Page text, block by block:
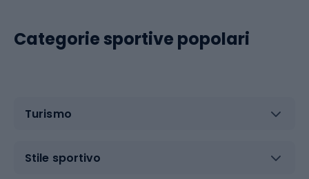
Categorie sportive popolari
Turismo
Stile sportivo